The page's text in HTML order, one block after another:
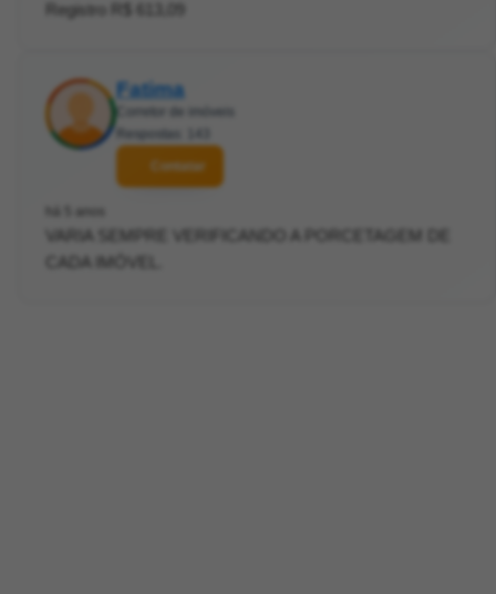
Registro R$ 613,09
Fatima
Contatar
VARIA SEMPRE VERIFICANDO A PORCETAGEM DE
CADA IMÓVEL.